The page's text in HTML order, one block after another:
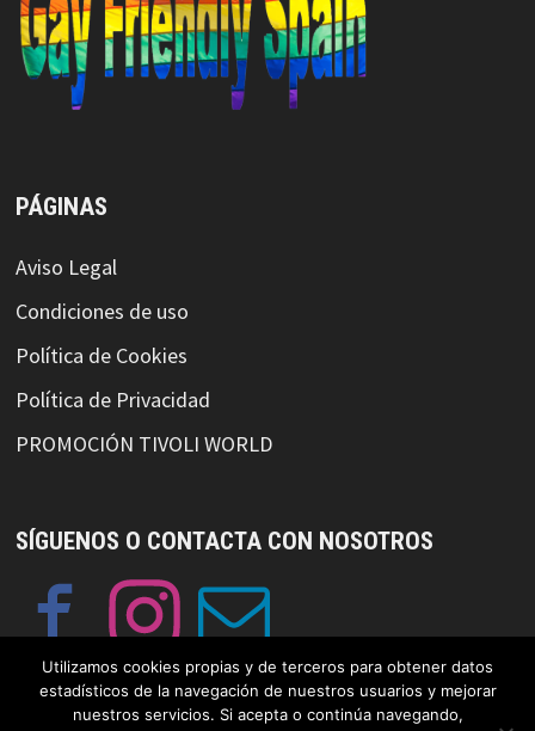
PÁGINAS
Aviso Legal
Condiciones de uso
Política de Cookies
Política de Privacidad
PROMOCIÓN TIVOLI WORLD
SÍGUENOS O CONTACTA CON NOSOTROS
Utilizamos cookies propias y de terceros para obtener datos
estadísticos de la navegación de nuestros usuarios y mejorar
nuestros servicios. Si acepta o continúa navegando,